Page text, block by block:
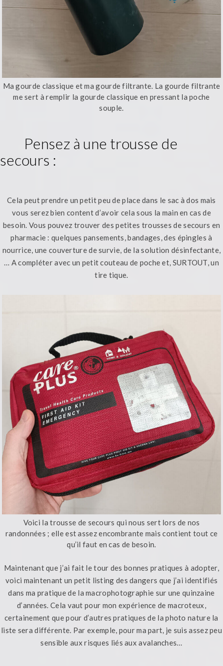
Ma gourde classique et ma gourde filtrante. La gourde filtrante
me sert à remplir la gourde classique en pressant la poche
souple.
Pensez à une trousse de
secours :
Cela peut prendre un petit peu de place dans le sac à dos mais
vous serez bien content d’avoir cela sous la main en cas de
besoin. Vous pouvez trouver des petites trousses de secours en
pharmacie : quelques pansements, bandages, des épingles à
nourrice, une couverture de survie, de la solution désinfectante,
… A compléter avec un petit couteau de poche et, SURTOUT, un
tire tique.
Voici la trousse de secours qui nous sert lors de nos
randonnées ; elle est assez encombrante mais contient tout ce
qu’il faut en cas de besoin.
Maintenant que j’ai fait le tour des bonnes pratiques à adopter,
voici maintenant un petit listing des dangers que j’ai identifiés
dans ma pratique de la macrophotographie sur une quinzaine
d’années. Cela vaut pour mon expérience de macroteux,
certainement que pour d’autres pratiques de la photo nature la
liste sera différente. Par exemple, pour ma part, je suis assez peu
sensible aux risques liés aux avalanches…